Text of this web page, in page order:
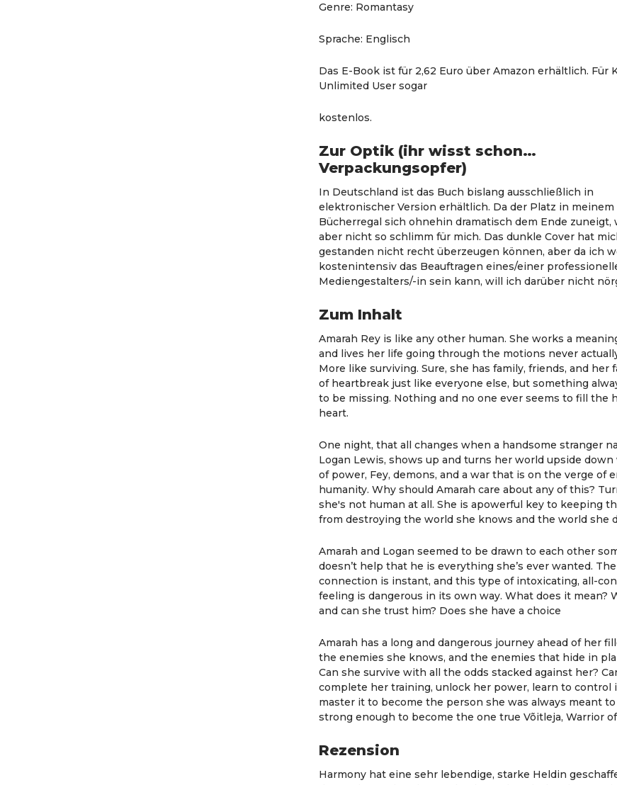
Genre: Romantasy
Sprache: Englisch
Das E-Book ist für 2,62 Euro über Amazon erhältlich. Für
Unlimited User sogar
kostenlos.
Zur Optik (ihr wisst schon…
Verpackungsopfer)
In Deutschland ist das Buch bislang ausschließlich in
elektronischer Version erhältlich. Da der Platz in meinem
Bücherregal sich ohnehin dramatisch dem Ende zuneigt,
aber nicht so schlimm für mich. Das dunkle Cover hat
gestanden nicht recht überzeugen können, aber da ich
kostenintensiv das Beauftragen eines/einer
Mediengestalters/-in sein kann, will ich darüber nicht
Zum Inhalt
Amarah Rey is like any other human. She works a
and lives her life going through the motions never
More like surviving. Sure, she has family, friends, and her
of heartbreak just like everyone else, but something
to be missing. Nothing and no one ever seems to fill the
heart.
One night, that all changes when a handsome stranger
Logan Lewis, shows up and turns her world upside
of power, Fey, demons, and a war that is on the verge of
humanity. Why should Amarah care about any of this?
she's not human at all. She is apowerful key to keeping
from destroying the world she knows and the world she
Amarah and Logan seemed to be drawn to each other
doesn’t help that he is everything she’s ever wanted. The
connection is instant, and this type of intoxicating, all-
feeling is dangerous in its own way. What does it mean?
and can she trust him? Does she have a choice
Amarah has a long and dangerous journey ahead of her
the enemies she knows, and the enemies that hide in
Can she survive with all the odds stacked against her?
complete her training, unlock her power, learn to control
master it to become the person she was always meant to
strong enough to become the one true Võitleja, Warrior
Rezension
Harmony hat eine sehr lebendige, starke Heldin